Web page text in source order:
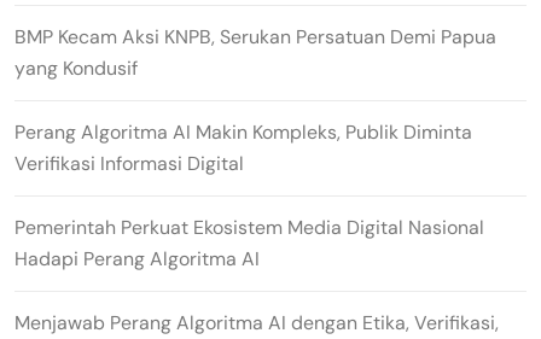
BMP Kecam Aksi KNPB, Serukan Persatuan Demi Papua
yang Kondusif
Perang Algoritma AI Makin Kompleks, Publik Diminta
Verifikasi Informasi Digital
Pemerintah Perkuat Ekosistem Media Digital Nasional
Hadapi Perang Algoritma AI
Menjawab Perang Algoritma AI dengan Etika, Verifikasi,